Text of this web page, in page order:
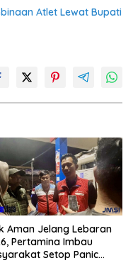
Atlet Lewat Bupati
Aman Jelang Lebaran
Pertamina Imbau
Setop Panic